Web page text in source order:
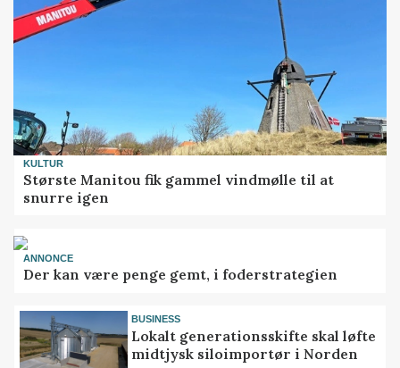
KULTUR
Største Manitou fik gammel vindmølle til at
snurre igen
ANNONCE
Der kan være penge gemt, i foderstrategien
BUSINESS
Lokalt generationsskifte skal løfte
midtjysk siloimportør i Norden